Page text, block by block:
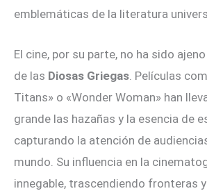
emblemáticas de la literatura
El cine, por su parte, no ha sido
de las Diosas Griegas . Películas
Titans» o «Wonder Woman» han
grande las hazañas y la esencia de
capturando la atención de
mundo. Su influencia en la
innegable, trascendiendo fronteras